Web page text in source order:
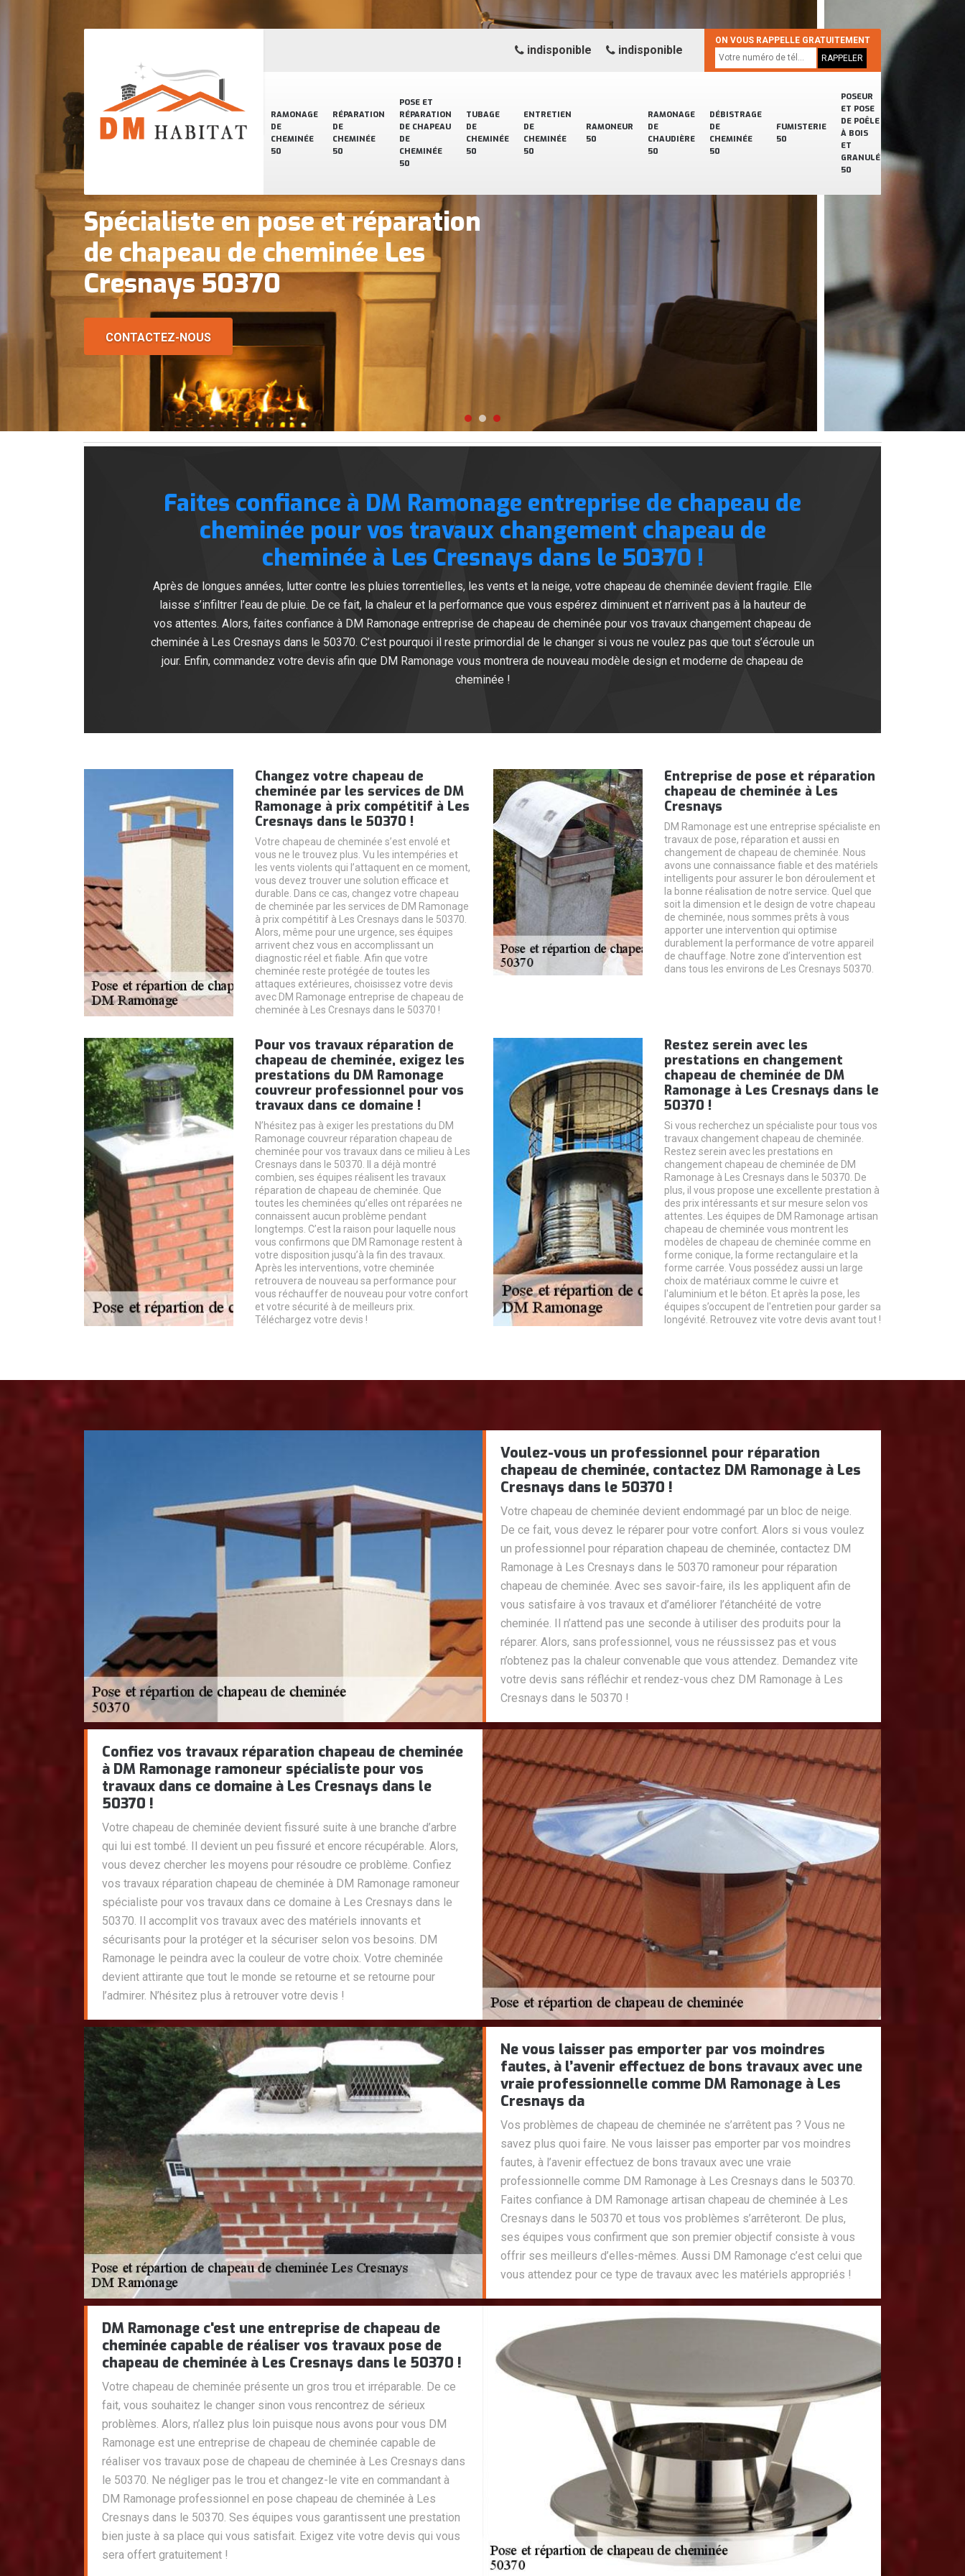
RAMONAGE
DE
CHEMINÉE
50
RÉPARATION
DE
CHEMINÉE
50
POSE ET
RÉPARATION
DE CHAPEAU
DE
CHEMINÉE
50
TUBAGE
DE
CHEMINÉE
50
ENTRETIEN
DE
CHEMINÉE
50
RAMONEUR
50
RAMONAGE
DE
CHAUDIÈRE
50
DÉBISTRAGE
DE
CHEMINÉE
50
FUMISTERIE
50
POSEUR
ET POSE
DE POÊLE
À BOIS
ET
GRANULÉ
50
indisponible indisponible
ON VOUS RAPPELLE GRATUITEMENT
Spécialiste en pose et réparation
de chapeau de cheminée Les
Cresnays 50370
CONTACTEZ-NOUS
Faites confiance à DM Ramonage entreprise de chapeau de
cheminée pour vos travaux changement chapeau de
cheminée à Les Cresnays dans le 50370 !
Après de longues années, lutter contre les pluies torrentielles, les vents et la neige, votre chapeau de cheminée devient fragile. Elle
laisse s’infiltrer l’eau de pluie. De ce fait, la chaleur et la performance que vous espérez diminuent et n’arrivent pas à la hauteur de
vos attentes. Alors, faites confiance à DM Ramonage entreprise de chapeau de cheminée pour vos travaux changement chapeau de
cheminée à Les Cresnays dans le 50370. C’est pourquoi il reste primordial de le changer si vous ne voulez pas que tout s’écroule un
jour. Enfin, commandez votre devis afin que DM Ramonage vous montrera de nouveau modèle design et moderne de chapeau de
cheminée !
Changez votre chapeau de
cheminée par les services de DM
Ramonage à prix compétitif à Les
Cresnays dans le 50370 !
Votre chapeau de cheminée s’est envolé et
vous ne le trouvez plus. Vu les intempéries et
les vents violents qui l’attaquent en ce moment,
vous devez trouver une solution efficace et
durable. Dans ce cas, changez votre chapeau
de cheminée par les services de DM Ramonage
à prix compétitif à Les Cresnays dans le 50370.
Alors, même pour une urgence, ses équipes
arrivent chez vous en accomplissant un
diagnostic réel et fiable. Afin que votre
cheminée reste protégée de toutes les
attaques extérieures, choisissez votre devis
avec DM Ramonage entreprise de chapeau de
cheminée à Les Cresnays dans le 50370 !
Entreprise de pose et réparation
chapeau de cheminée à Les
Cresnays
DM Ramonage est une entreprise spécialiste en
travaux de pose, réparation et aussi en
changement de chapeau de cheminée. Nous
avons une connaissance fiable et des matériels
intelligents pour assurer le bon déroulement et
la bonne réalisation de notre service. Quel que
soit la dimension et le design de votre chapeau
de cheminée, nous sommes prêts à vous
apporter une intervention qui optimise
durablement la performance de votre appareil
de chauffage. Notre zone d’intervention est
dans tous les environs de Les Cresnays 50370.
Pour vos travaux réparation de
chapeau de cheminée, exigez les
prestations du DM Ramonage
couvreur professionnel pour vos
travaux dans ce domaine !
N’hésitez pas à exiger les prestations du DM
Ramonage couvreur réparation chapeau de
cheminée pour vos travaux dans ce milieu à Les
Cresnays dans le 50370. Il a déjà montré
combien, ses équipes réalisent les travaux
réparation de chapeau de cheminée. Que
toutes les cheminées qu’elles ont réparées ne
connaissent aucun problème pendant
longtemps. C’est la raison pour laquelle nous
vous confirmons que DM Ramonage restent à
votre disposition jusqu’à la fin des travaux.
Après les interventions, votre cheminée
retrouvera de nouveau sa performance pour
vous réchauffer de nouveau pour votre confort
et votre sécurité à de meilleurs prix.
Téléchargez votre devis !
Restez serein avec les
prestations en changement
chapeau de cheminée de DM
Ramonage à Les Cresnays dans le
50370 !
Si vous recherchez un spécialiste pour tous vos
travaux changement chapeau de cheminée.
Restez serein avec les prestations en
changement chapeau de cheminée de DM
Ramonage à Les Cresnays dans le 50370. De
plus, il vous propose une excellente prestation à
des prix intéressants et sur mesure selon vos
attentes. Les équipes de DM Ramonage artisan
chapeau de cheminée vous montrent les
modèles de chapeau de cheminée comme en
forme conique, la forme rectangulaire et la
forme carrée. Vous possédez aussi un large
choix de matériaux comme le cuivre et
l'aluminium et le béton. Et après la pose, les
équipes s’occupent de l'entretien pour garder sa
longévité. Retrouvez vite votre devis avant tout !
Voulez-vous un professionnel pour réparation
chapeau de cheminée, contactez DM Ramonage à Les
Cresnays dans le 50370 !
Votre chapeau de cheminée devient endommagé par un bloc de neige.
De ce fait, vous devez le réparer pour votre confort. Alors si vous voulez
un professionnel pour réparation chapeau de cheminée, contactez DM
Ramonage à Les Cresnays dans le 50370 ramoneur pour réparation
chapeau de cheminée. Avec ses savoir-faire, ils les appliquent afin de
vous satisfaire à vos travaux et d’améliorer l’étanchéité de votre
cheminée. Il n’attend pas une seconde à utiliser des produits pour la
réparer. Alors, sans professionnel, vous ne réussissez pas et vous
n’obtenez pas la chaleur convenable que vous attendez. Demandez vite
votre devis sans réfléchir et rendez-vous chez DM Ramonage à Les
Cresnays dans le 50370 !
Confiez vos travaux réparation chapeau de cheminée
à DM Ramonage ramoneur spécialiste pour vos
travaux dans ce domaine à Les Cresnays dans le
50370 !
Votre chapeau de cheminée devient fissuré suite à une branche d’arbre
qui lui est tombé. Il devient un peu fissuré et encore récupérable. Alors,
vous devez chercher les moyens pour résoudre ce problème. Confiez
vos travaux réparation chapeau de cheminée à DM Ramonage ramoneur
spécialiste pour vos travaux dans ce domaine à Les Cresnays dans le
50370. Il accomplit vos travaux avec des matériels innovants et
sécurisants pour la protéger et la sécuriser selon vos besoins. DM
Ramonage le peindra avec la couleur de votre choix. Votre cheminée
devient attirante que tout le monde se retourne et se retourne pour
l’admirer. N’hésitez plus à retrouver votre devis !
Ne vous laisser pas emporter par vos moindres
fautes, à l’avenir effectuez de bons travaux avec une
vraie professionnelle comme DM Ramonage à Les
Cresnays da
Vos problèmes de chapeau de cheminée ne s’arrêtent pas ? Vous ne
savez plus quoi faire. Ne vous laisser pas emporter par vos moindres
fautes, à l’avenir effectuez de bons travaux avec une vraie
professionnelle comme DM Ramonage à Les Cresnays dans le 50370.
Faites confiance à DM Ramonage artisan chapeau de cheminée à Les
Cresnays dans le 50370 et tous vos problèmes s’arrêteront. De plus,
ses équipes vous confirment que son premier objectif consiste à vous
offrir ses meilleurs d’elles-mêmes. Aussi DM Ramonage c’est celui que
vous attendez pour ce type de travaux avec les matériels appropriés !
DM Ramonage c'est une entreprise de chapeau de
cheminée capable de réaliser vos travaux pose de
chapeau de cheminée à Les Cresnays dans le 50370 !
Votre chapeau de cheminée présente un gros trou et irréparable. De ce
fait, vous souhaitez le changer sinon vous rencontrez de sérieux
problèmes. Alors, n’allez plus loin puisque nous avons pour vous DM
Ramonage est une entreprise de chapeau de cheminée capable de
réaliser vos travaux pose de chapeau de cheminée à Les Cresnays dans
le 50370. Ne négliger pas le trou et changez-le vite en commandant à
DM Ramonage professionnel en pose chapeau de cheminée à Les
Cresnays dans le 50370. Ses équipes vous garantissent une prestation
bien juste à sa place qui vous satisfait. Exigez vite votre devis qui vous
sera offert gratuitement !